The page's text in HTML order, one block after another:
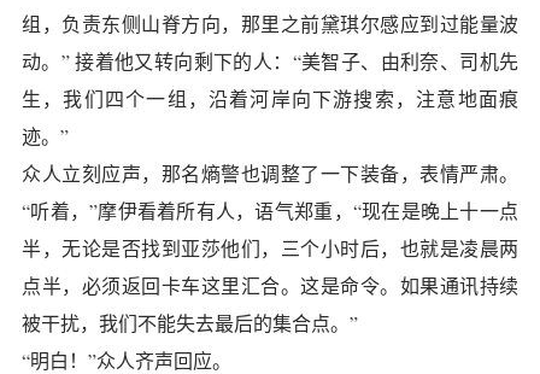
组，负责东侧山脊方向，那里之前黛琪尔感应到过能量波
动。” 接着他又转向剩下的人：“美智子、由利奈、司机先
生，我们四个一组，沿着河岸向下游搜索，注意地面痕
迹。”
众人立刻应声，那名熵警也调整了一下装备，表情严肃。
“听着，”摩伊看着所有人，语气郑重，“现在是晚上十一点
半，无论是否找到亚莎他们，三个小时后，也就是凌晨两
点半，必须返回卡车这里汇合。这是命令。如果通讯持续
被干扰，我们不能失去最后的集合点。”
“明白！”众人齐声回应。